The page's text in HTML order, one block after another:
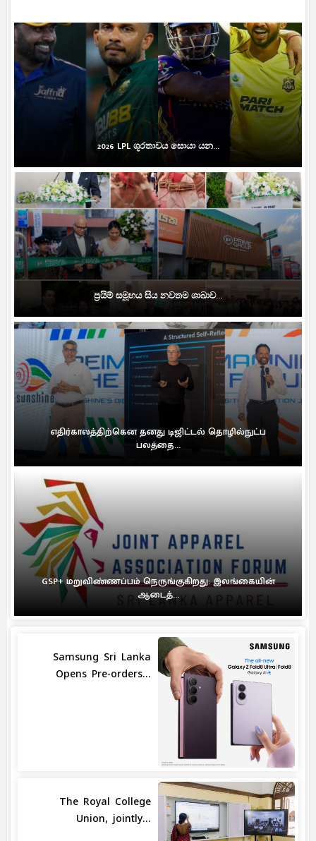
2026 LPL ශූරතාවය සොයා යන...
ප්‍රයිම් සමූහය සිය නවතම ශාඛාව...
எதிர்காலத்திற்கென தனது டிஜிட்டல் தொழில்நுட்ப
பலத்தை...
GSP+ மறுவிண்ணப்பம் நெருங்குகிறது: இலங்கையின்
ஆடைத்...
Samsung Sri Lanka
Opens Pre-orders...
The Royal College
Union, jointly...